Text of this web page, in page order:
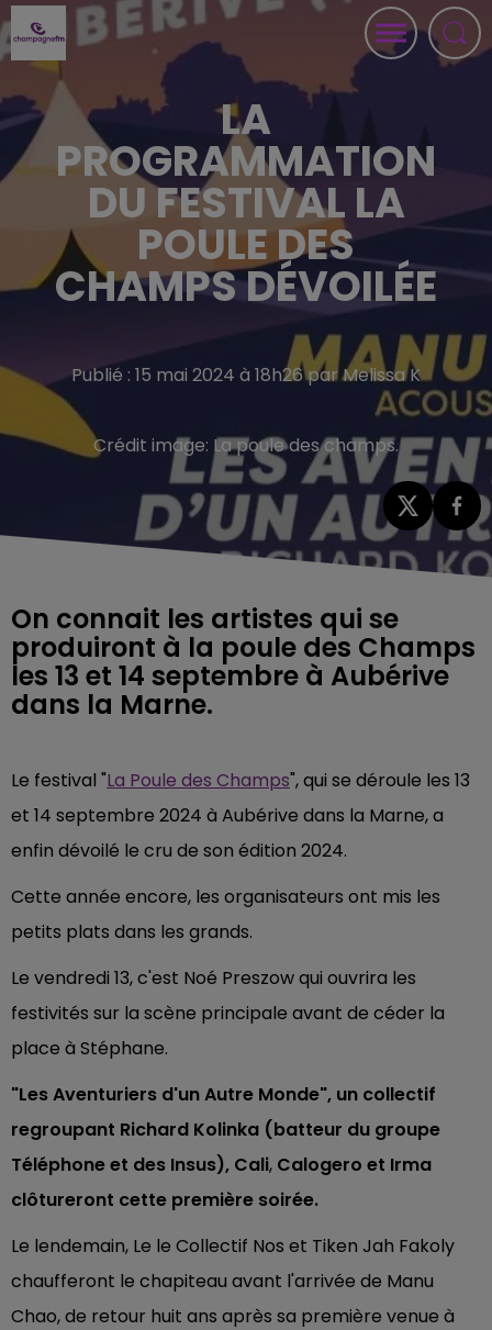
LA
PROGRAMMATION
DU FESTIVAL LA
POULE DES
CHAMPS DÉVOILÉE
Publié : 15 mai 2024 à 18h26 par Melissa K
Crédit image: La poule des champs.
On connait les artistes qui se
produiront à la poule des Champs
les 13 et 14 septembre à Aubérive
dans la Marne.
Le festival "La Poule des Champs", qui se déroule les 13
et 14 septembre 2024 à Aubérive dans la Marne, a
enfin dévoilé le cru de son édition 2024.
Cette année encore, les organisateurs ont mis les
petits plats dans les grands.
Le vendredi 13, c'est Noé Preszow qui ouvrira les
festivités sur la scène principale avant de céder la
place à Stéphane.
"Les Aventuriers d'un Autre Monde", un collectif
regroupant Richard Kolinka (batteur du groupe
Téléphone et des Insus), Cali, Calogero et Irma
clôtureront cette première soirée.
Le lendemain, Le le Collectif Nos et Tiken Jah Fakoly
chaufferont le chapiteau avant l'arrivée de Manu
Chao, de retour huit ans après sa première venue à